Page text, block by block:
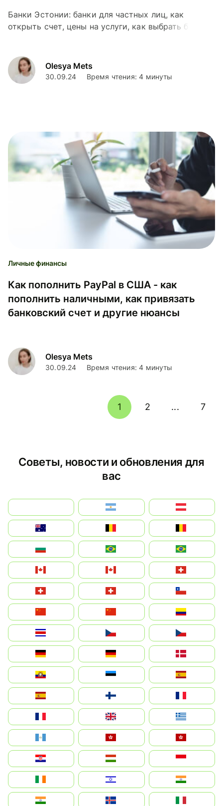
Банки Эстонии: банки для частных лиц, как
открыть счет, цены на услуги, как выбрать банк
Olesya Mets
30.09.24 Время чтения: 4 минуты
Личные финансы
Как пополнить PayPal в США - как
пополнить наличными, как привязать
банковский счет и другие нюансы
Olesya Mets
30.09.24 Время чтения: 4 минуты
1 2 ... 7
Советы, новости и обновления для
вас
بالعربية
Argentina
Österreich
Australia
België
Belgique
България
Brasil (ES)
Brasil
Canada (FR)
Canada
Svizzera
Suisse
Schweiz
Chile
中国
China
Colombia
Costa Rica
Czechia
Česko
Deutschland
Germany
Danmark
Ecuador
Eesti
Spain
España
Suomi
France
France
United Kingdom
Ελλάδα
Guatemala
Hong Kong
中國香港特別行政區
Hrvatska
Magyarország
Indonesia
Ireland
ישראל
भारत
India
Ísland
Italia